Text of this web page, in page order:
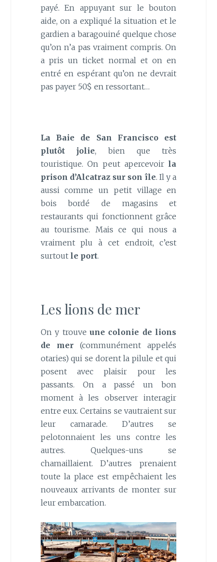
payé. En appuyant sur le bouton
aide, on a expliqué la situation et le
gardien a baragouiné quelque chose
qu’on n’a pas vraiment compris. On
a pris un ticket normal et on en
entré en espérant qu’on ne devrait
pas payer 50$ en ressortant…
La Baie de San Francisco est
plutôt jolie, bien que très
touristique. On peut apercevoir la
prison d’Alcatraz sur son île. Il y a
aussi comme un petit village en
bois bordé de magasins et
restaurants qui fonctionnent grâce
au tourisme. Mais ce qui nous a
vraiment plu à cet endroit, c’est
surtout le port.
Les lions de mer
On y trouve une colonie de lions
de mer(communément appelés
otaries) qui se dorent la pilule et qui
posent avec plaisir pour les
passants. On a passé un bon
moment à les observer interagir
entre eux. Certains se vautraient sur
leur camarade. D’autres se
pelotonnaient les uns contre les
autres. Quelques-uns se
chamaillaient. D’autres prenaient
toute la place est empêchaient les
nouveaux arrivants de monter sur
leur embarcation.